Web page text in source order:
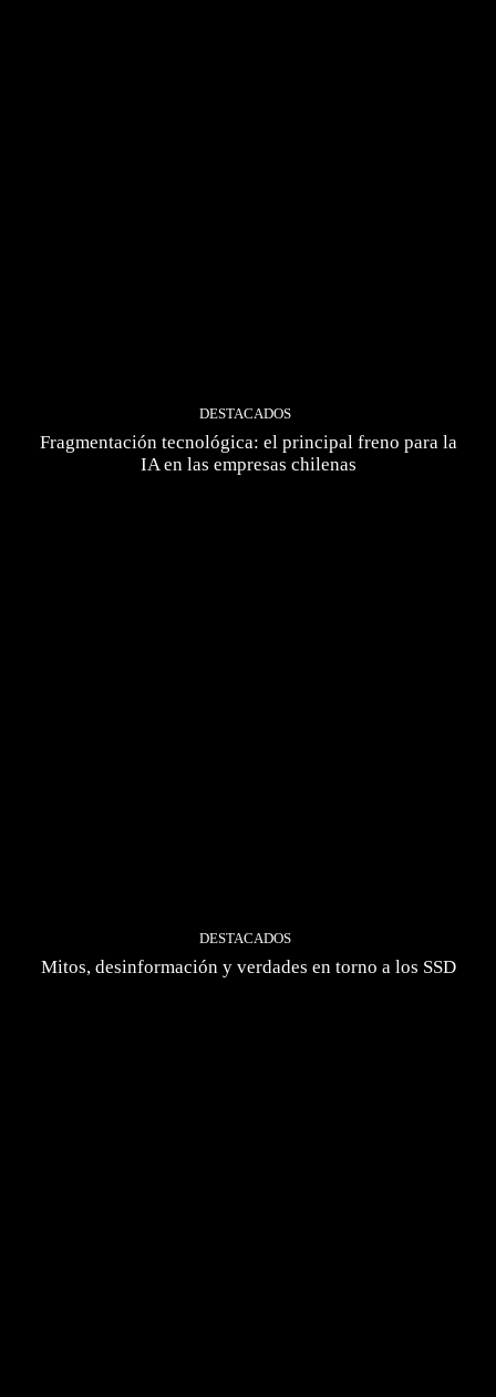
DESTACADOS
Fragmentación tecnológica: el principal freno para la
IA en las empresas chilenas
DESTACADOS
Mitos, desinformación y verdades en torno a los SSD